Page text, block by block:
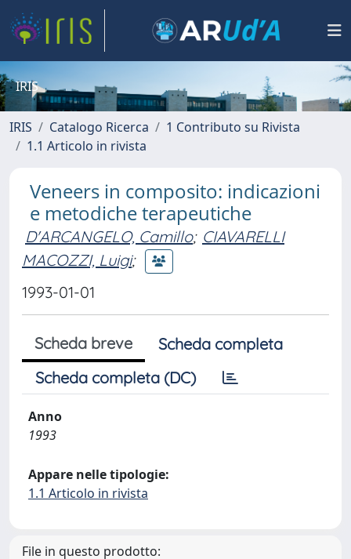
IRIS
IRIS Catalogo Ricerca
1 Contributo su Rivista
1.1 Articolo in rivista
Veneers in composito: indicazioni
e metodiche terapeutiche
D'ARCANGELO, Camillo; CIAVARELLI
MACOZZI, Luigi;
1993-01-01
Scheda breve
Scheda completa
Scheda completa (DC)
Anno
1993
Appare nelle tipologie:
1.1 Articolo in rivista
File in questo prodotto: